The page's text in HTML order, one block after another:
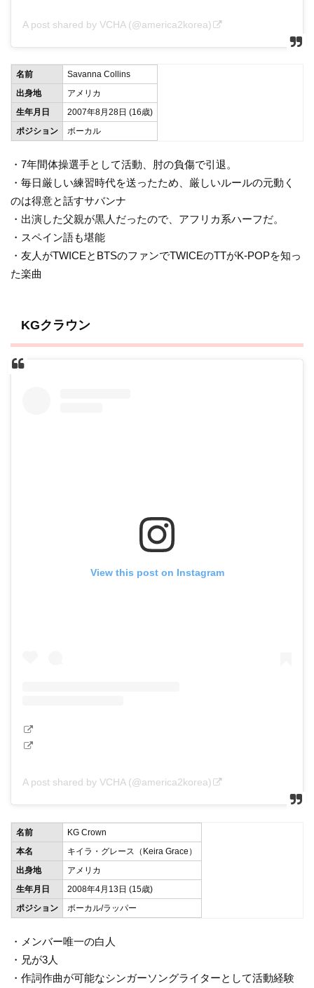
A post shared by VCHA (@america2korea)
名前
Savanna Collins
出身地
アメリカ
生年月日
2007年8月28日 (16歳)
ポジション
ボーカル
・7年間体操選手として活動、肘の負傷で引退。
・毎日厳しい練習時代を送ったため、厳しいルールの元動く
のは得意と話すサバンナ
・出演した父親が黒人だったので、アフリカ系ハーフだ。
・スペイン語も堪能
・友人がTWICEとBTSのファンでTWICEのTTがK-POPを知っ
た楽曲
KGクラウン
View this post on Instagram
A post shared by VCHA (@america2korea)
名前
KG Crown
本名
キイラ・グレース（Keira Grace）
出身地
アメリカ
生年月日
2008年4月13日 (15歳)
ポジション
ボーカル/ラッパー
・メンバー唯一の白人
・兄が3人
・作詞作曲が可能なシンガーソングライターとして活動経験